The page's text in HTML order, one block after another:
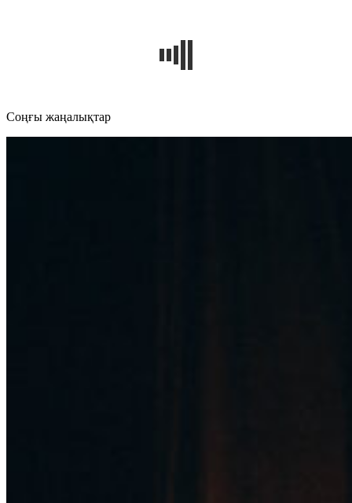
Cоңғы жаңалықтар